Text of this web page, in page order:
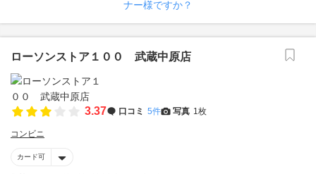
ナー様ですか？
ローソンストア１００ 武蔵中原店
3.37 口コミ 5件 写真 1枚
コンビニ
カード可